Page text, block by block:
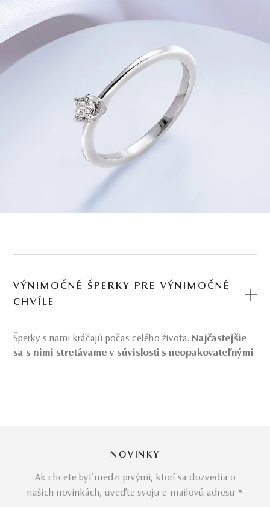
VÝNIMOČNÉ ŠPERKY PRE VÝNIMOČNÉ
CHVÍLE
Šperky s nami kráčajú počas celého života.Najčastejšie
sa s nimi stretávame v súvislosti s neopakovateľnými
Diamantové šperky patria k tým najprestížnejším
umeleckým dielam z našej ponuky slovenských
NOVINKY
Ak chcete byť medzi prvými, ktorí sa dozvedia o
našich novinkách, uveďte svoju e-mailovú adresu *